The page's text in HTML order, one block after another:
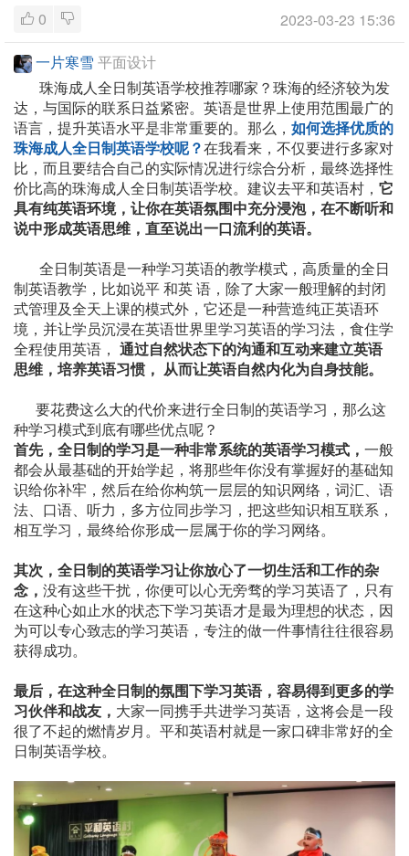
0
2023-03-23 15:36
一片寒雪 平面设计
珠海成人全日制英语学校推荐哪家？珠海的经济较为发
达，与国际的联系日益紧密。英语是世界上使用范围最广的
语言，提升英语水平是非常重要的。那么， 如何选择优质的
珠海成人全日制英语学校呢？在我看来，不仅要进行多家对
比，而且要结合自己的实际情况进行综合分析，最终选择性
价比高的珠海成人全日制英语学校。建议去平和英语村， 它
具有纯英语环境，让你在英语氛围中充分浸泡，在不断听和
说中形成英语思维，直至说出一口流利的英语。
全日制英语是一种学习英语的教学模式，高质量的全日
制英语教学，比如说平 和英 语，除了大家一般理解的封闭
式管理及全天上课的模式外，它还是一种营造纯正英语环
境，并让学员沉浸在英语世界里学习英语的学习法，食住学
全程使用英语， 通过自然状态下的沟通和互动来建立英语
思维，培养英语习惯， 从而让英语自然内化为自身技能。
要花费这么大的代价来进行全日制的英语学习，那么这
种学习模式到底有哪些优点呢？
首先，全日制的学习是一种非常系统的英语学习模式， 一般
都会从最基础的开始学起，将那些年你没有掌握好的基础知
识给你补牢，然后在给你构筑一层层的知识网络，词汇、语
法、口语、听力，多方位同步学习，把这些知识相互联系，
相互学习，最终给你形成一层属于你的学习网络。
其次，全日制的英语学习让你放心了一切生活和工作的杂
念， 没有这些干扰，你便可以心无旁骛的学习英语了，只有
在这种心如止水的状态下学习英语才是最为理想的状态，因
为可以专心致志的学习英语，专注的做一件事情往往很容易
获得成功。
最后，在这种全日制的氛围下学习英语，容易得到更多的学
习伙伴和战友， 大家一同携手共进学习英语，这将会是一段
很了不起的燃情岁月。平和英语村就是一家口碑非常好的全
日制英语学校。